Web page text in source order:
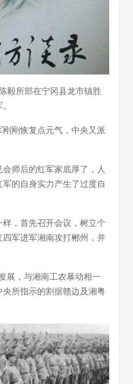
毅所部在宁冈县龙市镇胜
刚恢复点元气，中央又派
师后的红军家底厚了，人
的自身实力产生了过度自
，首先召开会议，树立个
军进军湘南攻打郴州，并
展，与湘南工农暴动相一
所指示的割据赣边及湘粤